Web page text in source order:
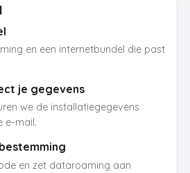
en een internetbundel die past
je gegevens
we de installatiegegevens
e-mail.
en zet dataroaming aan